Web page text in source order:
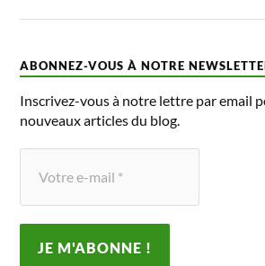
ABONNEZ-VOUS À NOTRE
Inscrivez-vous à notre lettre par email
nouveaux articles du blog.